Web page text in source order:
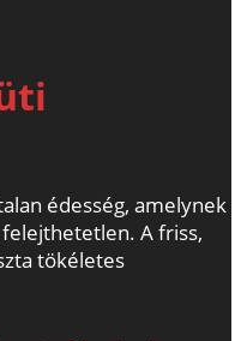
édesség, amelynek
A friss,
tökéletes